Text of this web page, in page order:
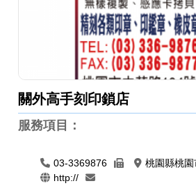
關外高手刻印鎖店
服務項目：
03-3369876
桃園縣桃
http://